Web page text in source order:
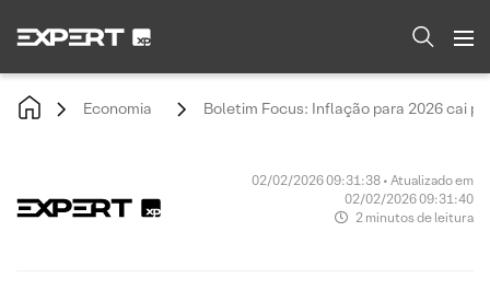
Economia Boletim Focus: Inflação para 2026 cai
02/02/2026 09:31:38 • Atualizado em
02/02/2026 09:31:40
2 minutos de leitura